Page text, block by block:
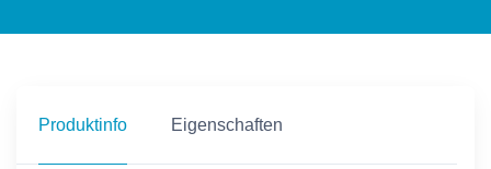
Produktinfo Eigenschaften